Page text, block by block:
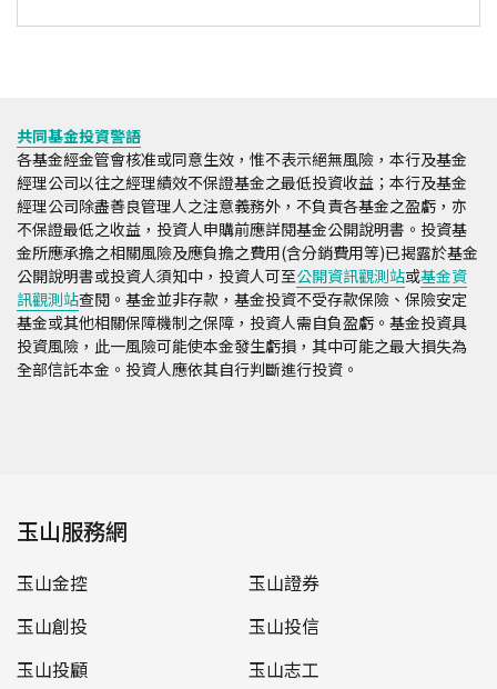
共同基金投資警語
各基金經金管會核准或同意生效，惟不表示絕無風險，本行及基金
經理公司以往之經理績效不保證基金之最低投資收益；本行及基金
經理公司除盡善良管理人之注意義務外，不負責各基金之盈虧，亦
不保證最低之收益，投資人申購前應詳閱基金公開說明書。投資基
金所應承擔之相關風險及應負擔之費用(含分銷費用等)已揭露於基金
公開說明書或投資人須知中，投資人可至公開資訊觀測站或基金資
訊觀測站查閱。基金並非存款，基金投資不受存款保險、保險安定
基金或其他相關保障機制之保障，投資人需自負盈虧。基金投資具
投資風險，此一風險可能使本金發生虧損，其中可能之最大損失為
全部信託本金。投資人應依其自行判斷進行投資。
玉山服務網
玉山金控
玉山證券
玉山創投
玉山投信
玉山投顧
玉山志工